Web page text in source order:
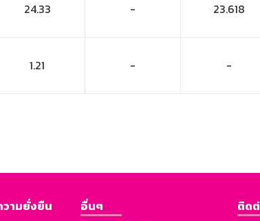
24.33 - 23.618
1.21 - -
ามยั่งยืน
อื่นๆ
ติด